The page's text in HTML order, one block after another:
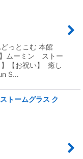
っとこむ 本館
ムーミン ストー
【お祝い】 癒し
S…
トームグラス ク